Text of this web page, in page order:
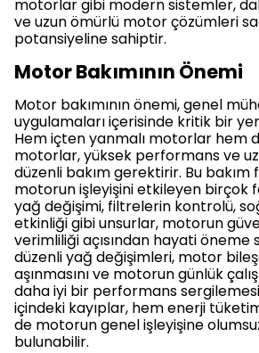
motorlar gibi modern sistemler,
ve uzun ömürlü motor çözümleri
potansiyeline sahiptir.
Motor Bakımının Önemi
Motor bakımının önemi, genel
uygulamaları içerisinde kritik bir
Hem içten yanmalı motorlar hem
motorlar, yüksek performans ve
düzenli bakım gerektirir. Bu bakım
motorun işleyişini etkileyen birçok
yağ değişimi, filtrelerin kontrolü,
etkinliği gibi unsurlar, motorun
verimliliği açısından hayati öneme
düzenli yağ değişimleri, motor
aşınmasını ve motorun günlük
daha iyi bir performans
içindeki kayıplar, hem enerji
de motorun genel işleyişine
bulunabilir.